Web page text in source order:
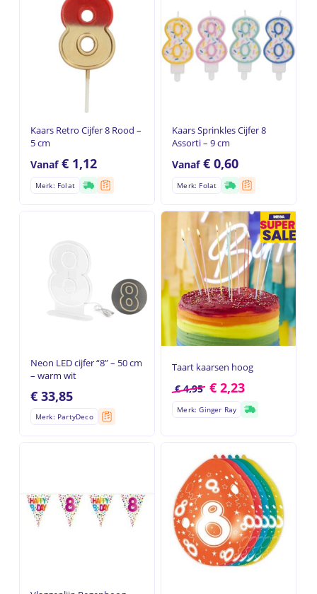
Kaars Retro Cijfer 8 Rood –
5 cm
Vanaf€ 1,12
Merk: Folat
Kaars Sprinkles Cijfer 8
Assorti – 9 cm
Vanaf€0,60
Merk: Folat
Neon LED cijfer “8” – 50 cm
– warm wit
€33,85
Merk: PartyDeco
Taart kaarsen hoog
€4,95 €2,23
Merk: Ginger Ray